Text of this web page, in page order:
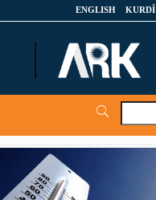
KURDÎ
ENGLISH